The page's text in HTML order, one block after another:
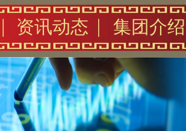
资讯动态 集团介绍